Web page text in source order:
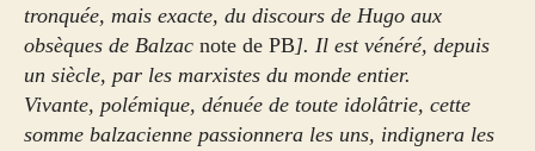
tronquée, mais exacte, du discours de Hugo aux
obsèques de Balzac note de PB]. Il est vénéré, depuis
un siècle, par les marxistes du monde entier.
Vivante, polémique, dénuée de toute idolâtrie, cette
somme balzacienne passionnera les uns, indignera les